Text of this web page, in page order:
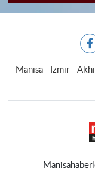
Manisa İzmir